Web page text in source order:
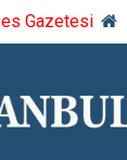
Gazetesi